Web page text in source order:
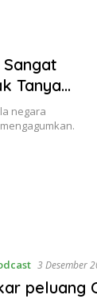
Tanya
negara
3 Desember
peluang